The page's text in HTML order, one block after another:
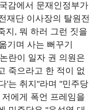
감에서 문재인정부가
재단 이사장의 탈원전
지, 뭐 하러 그런 짓을
기며 사는 뻐꾸기
란이 일자 권 의원은
죽으라고 한 적이 없
'는 취지"라며 "민주당
에게 폭언 프레임을